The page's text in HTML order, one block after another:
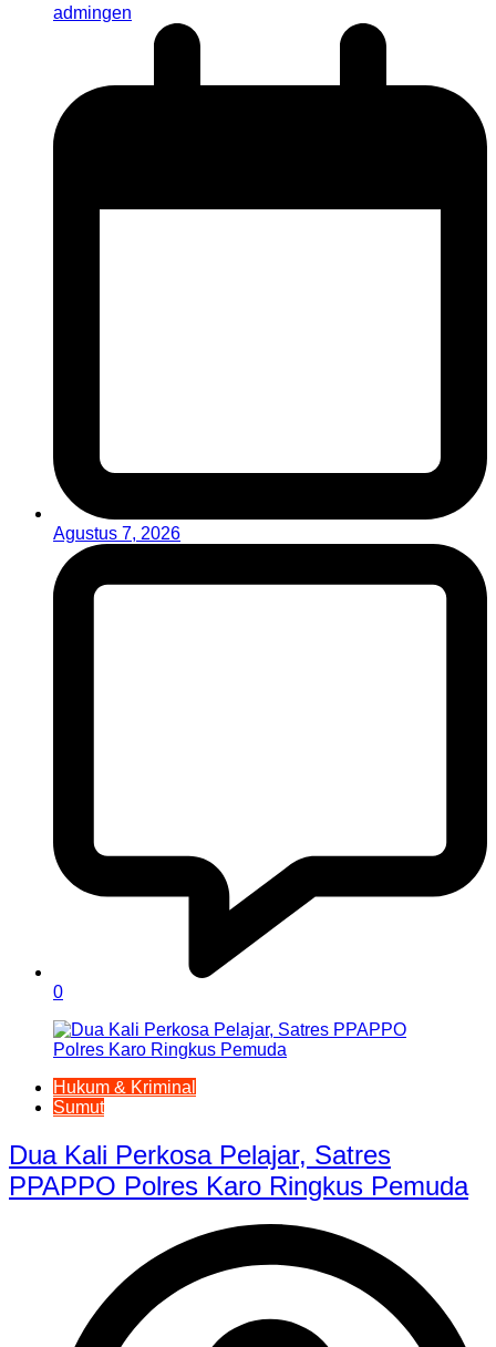
admingen
Agustus 7, 2026
0
Hukum & Kriminal
Sumut
Dua Kali Perkosa Pelajar, Satres
PPAPPO Polres Karo Ringkus Pemuda